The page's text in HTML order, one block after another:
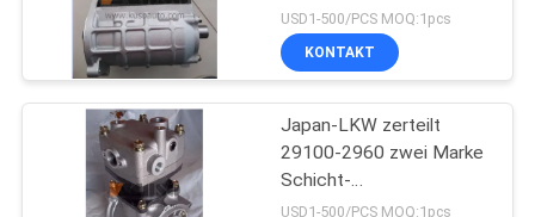
Luftkompressor-29100-
2364 FÖRSTER
J08CT/J08C L HNTC-
USD1-500/PCS MOQ:1pcs
KONTAKT
Japan-LKW zerteilt
29100-2960 zwei Marke
Schicht-
Luftkompressor-
USD1-500/PCS MOQ:1pcs